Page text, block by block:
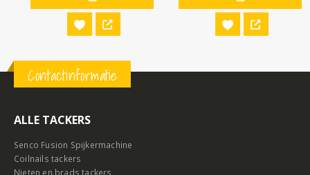
Contactinformatie
ALLE TACKERS
Senco Fusion Spijkermachine
Coilnails tackers
Nieten en brads tackers